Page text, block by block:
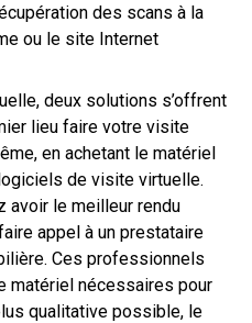
des scans à la
ou le site Internet
deux solutions s’offrent
lieu faire votre visite
en achetant le matériel
de visite virtuelle.
avoir le meilleur rendu
appel à un prestataire
Ces professionnels
matériel nécessaires pour
qualitative possible, le